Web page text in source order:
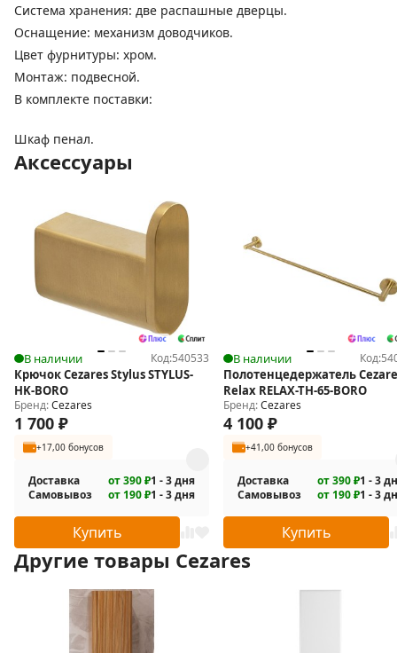
Система хранения: две распашные дверцы.
Оснащение: механизм доводчиков.
Цвет фурнитуры: хром.
Монтаж: подвесной.
В комплекте поставки:
Шкаф пенал.
Аксессуары
В наличии Код:540533
Крючок Cezares Stylus STYLUS-
HK-BORO
Бренд:Cezares
1 700 ₽
+17,00 бонусов
Доставка от 390 ₽1 - 3 дня
Самовывоз
от 190 ₽1 - 3 дня
Купить
В наличии Код:
Полотенцедержатель
Relax RELAX-TH-65-BORO
Бренд:Cezares
4 100 ₽
+41,00 бонусов
Доставка от 390 ₽1 - 3
Самовывоз
от 190 ₽1 - 3
Купить
Другие товары Cezares